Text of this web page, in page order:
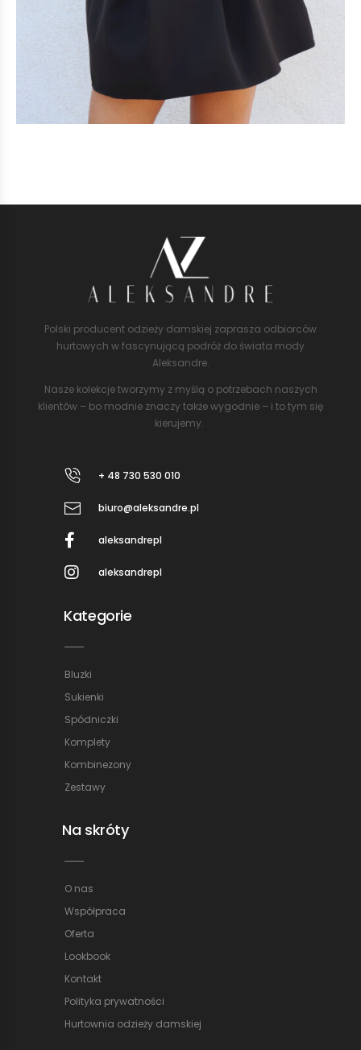
Polski producent odzieży damskiej zaprasza odbiorców
hurtowych w fascynującą podróż do świata mody
Aleksandre.
Nasze kolekcje tworzymy z myślą o potrzebach naszych
klientów – bo modnie znaczy także wygodnie – i to tym się
kierujemy.
+ 48 730 530 010
biuro@aleksandre.pl
aleksandrepl
aleksandrepl
Kategorie
Bluzki
Sukienki
Spódniczki
Komplety
Kombinezony
Zestawy
Na skróty
O nas
Współpraca
Oferta
Lookbook
Kontakt
Polityka prywatności
Hurtownia odzieży damskiej